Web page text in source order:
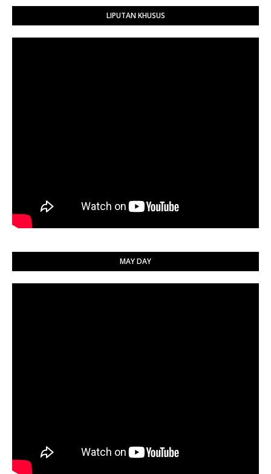
LIPUTAN KHUSUS
MAY DAY